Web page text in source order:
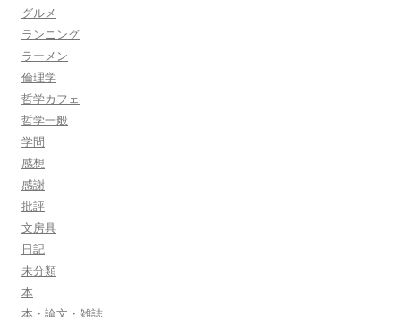
グルメ
ランニング
ラーメン
倫理学
哲学カフェ
哲学一般
学問
感想
感謝
批評
文房具
日記
未分類
本
本・論文・雑誌